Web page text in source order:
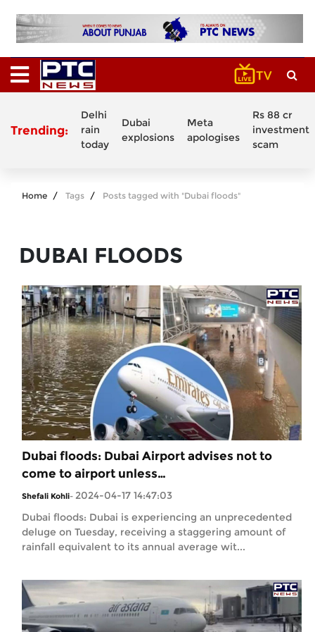
Trending:
Delhi
rain
today
Dubai
explosions
Meta
apologises
Rs 88 cr
investment
scam
Home Tags Posts tagged with "Dubai floods"
DUBAI FLOODS
Dubai floods: Dubai Airport advises not to
come to airport unless…
Shefali Kohli- 2024-04-17 14:47:03
Dubai floods: Dubai is experiencing an unprecedented
deluge on Tuesday, receiving a staggering amount of
rainfall equivalent to its annual average wit...